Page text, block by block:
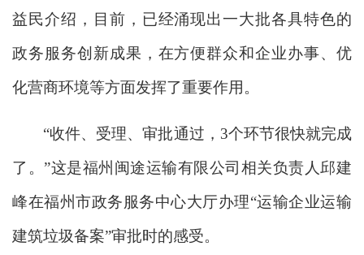
益民介绍，目前，已经涌现出一大批各具特色的
政务服务创新成果，在方便群众和企业办事、优
化营商环境等方面发挥了重要作用。
“收件、受理、审批通过，3个环节很快就完成
了。”这是福州闽途运输有限公司相关负责人邱建
峰在福州市政务服务中心大厅办理“运输企业运输
建筑垃圾备案”审批时的感受。